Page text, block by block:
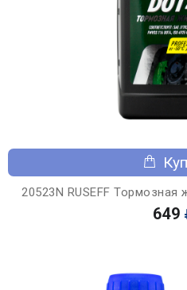
20523N RUSEFF Тормозная
649